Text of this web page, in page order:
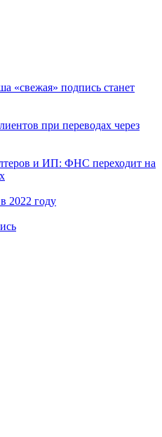
«свежая» подпись станет
при переводах через
и ИП: ФНС переходит на
2022 году